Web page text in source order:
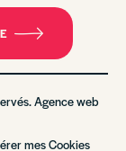
Agence web
mes Cookies